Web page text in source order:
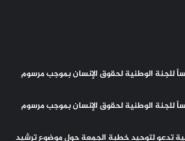
للجنة الوطنية لحقوق الإنسان بموجب مرسوم
للجنة الوطنية لحقوق الإنسان بموجب مرسوم
تدعو لتوحيد خطبة الجمعة حول موضوع ترشيد